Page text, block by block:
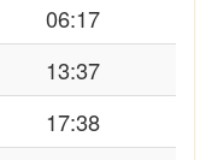
06:17
13:37
17:38